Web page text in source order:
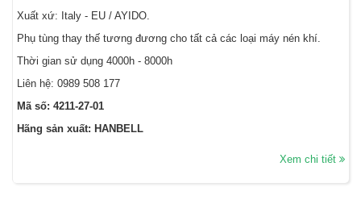
Xuất xứ: Italy - EU / AYIDO.
Phụ tùng thay thế tương đương cho tất cả các loại máy nén khí.
Thời gian sử dụng 4000h - 8000h
Liên hệ: 0989 508 177
Mã số: 4211-27-01
Hãng sản xuất: HANBELL
Xem chi tiết